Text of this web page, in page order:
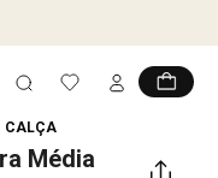
CALÇA
Média